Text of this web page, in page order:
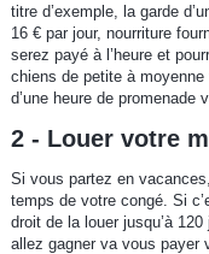
titre d’exemple, la garde
16 € par jour, nourriture
serez payé à l’heure et
chiens de petite à
d’une heure de promenade
2 - Louer votre
Si vous partez en
temps de votre congé. Si
droit de la louer jusqu’à
allez gagner va vous payer